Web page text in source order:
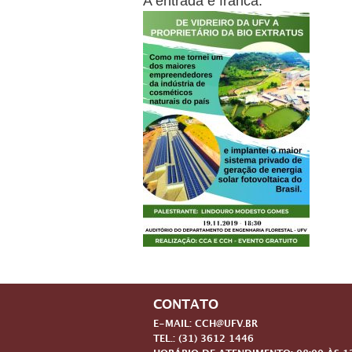
CONTATO
E-MAIL: CCH@UFV.BR
TEL.: (31) 3612 1446